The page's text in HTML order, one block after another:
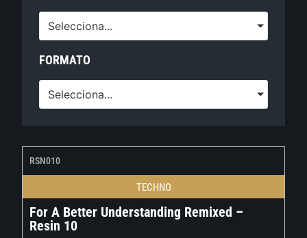
Selecciona...
FORMATO
Selecciona...
RSN010
TECHNO
For A Better Understanding Remixed –
Resin 10